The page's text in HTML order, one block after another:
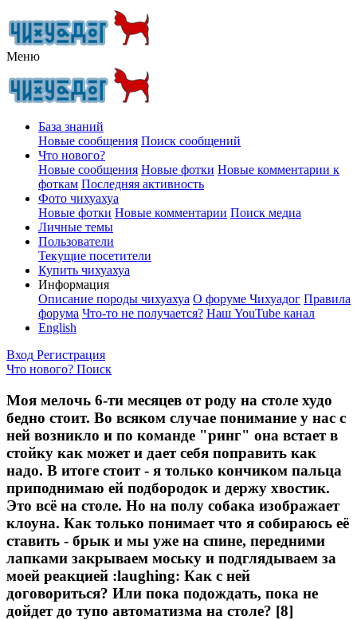
Меню
База знаний
Новые сообщения Поиск сообщений
Что нового?
Новые сообщения Новые фотки Новые комментарии к
фоткам Последняя активность
Фото чихуахуа
Новые фотки Новые комментарии Поиск медиа
Личные темы
Пользователи
Текущие посетители
Купить чихуахуа
Информация
Описание породы чихуахуа О форуме Чихуадог Правила
форума Что-то не получается? Наш YouTube канал
English
Вход Регистрация
Что нового? Поиск
Моя мелочь 6-ти месяцев от роду на столе худо
бедно стоит. Во всяком случае понимание у нас с
ней возникло и по команде "ринг" она встает в
стойку как может и дает себя поправить как
надо. В итоге стоит - я только кончиком пальца
приподнимаю ей подбородок и держу хвостик.
Это всё на столе. Но на полу собака изображает
клоуна. Как только понимает что я собираюсь её
ставить - брык и мы уже на спине, передними
лапками закрываем моську и подглядываем за
моей реакцией :laughing: Как с ней
договориться? Или пока подождать, пока не
дойдет до тупо автоматизма на столе? [8]